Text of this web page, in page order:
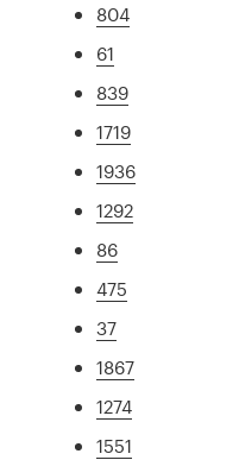
804
61
839
1719
1936
1292
86
475
37
1867
1274
1551